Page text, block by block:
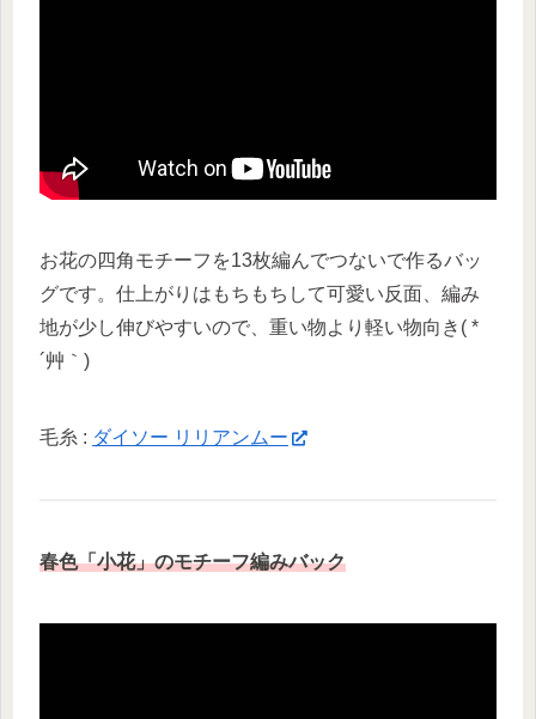
お花の四角モチーフを13枚編んでつないで作るバッ
グです。仕上がりはもちもちして可愛い反面、編み
地が少し伸びやすいので、重い物より軽い物向き( *
´艸｀)
毛糸 : ダイソー リリアンムー
春色「小花」のモチーフ編みバック